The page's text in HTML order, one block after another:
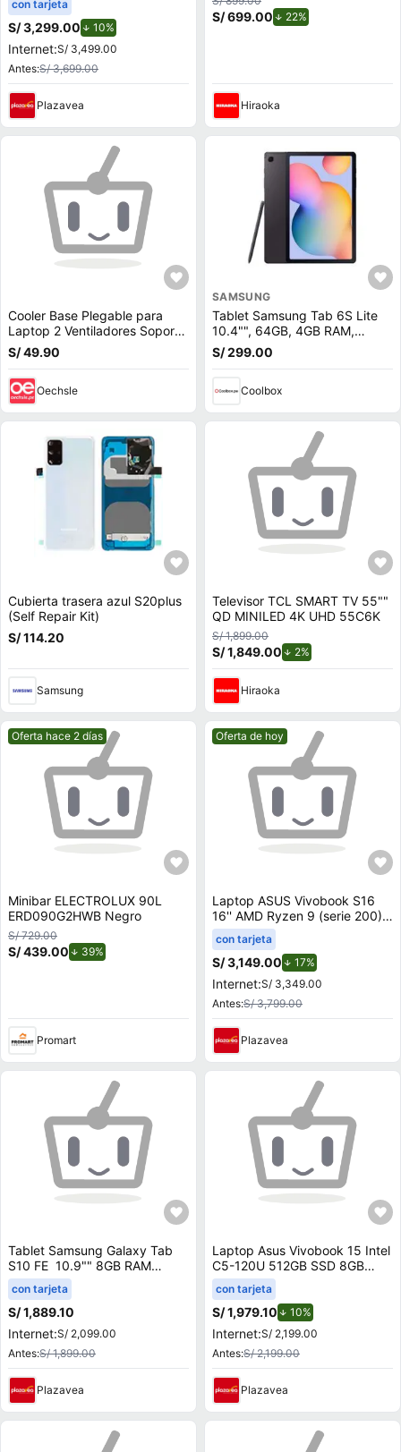
6GB
con tarjeta
S/ 3,299.00 10%
Internet:S/ 3,499.00
Antes:S/ 3,699.00
Plazavea
S/ 699.00 22%
Hiraoka
Cooler Base Plegable para
Laptop 2 Ventiladores Soporta
hasta 17
S/ 49.90
Oechsle
SAMSUNG
Tablet Samsung Tab 6S Lite
10.4"", 64GB, 4GB RAM,
cámara principal 8MP y frontal
5MP, Octa-Core, 7040 mAh,
S/ 299.00
Coolbox
Cubierta trasera azul S20plus
(Self Repair Kit)
S/ 114.20
Samsung
Televisor TCL SMART TV 55""
QD MINILED 4K UHD 55C6K
S/ 1,899.00
S/ 1,849.00 2%
Hiraoka
Mejor precio.
Oferta hace 2 días
Minibar ELECTROLUX 90L
ERD090G2HWB Negro
S/ 729.00
S/ 439.00 39%
Promart
Mejor precio.
Oferta de hoy
Laptop ASUS Vivobook S16
16'' AMD Ryzen 9 (serie 200)
16GB 512GB SSD M3607HA-
RP082W
con tarjeta
S/ 3,149.00 17%
Internet:S/ 3,349.00
Antes:S/ 3,799.00
Plazavea
Tablet Samsung Galaxy Tab
S10 FE 10.9"" 8GB RAM
128GB Gris
con tarjeta
S/ 1,889.10
Internet:S/ 2,099.00
Antes:S/ 1,899.00
Plazavea
Laptop Asus Vivobook 15 Intel
C5-120U 512GB SSD 8GB
RAM 15.6"" Mochila + Mouse
X1504VA-BQ4454W
con tarjeta
S/ 1,979.10 10%
Internet:S/ 2,199.00
Antes:S/ 2,199.00
Plazavea